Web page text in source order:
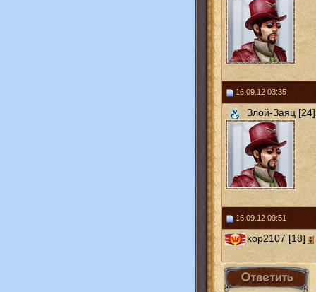
16.09.12 03:35
Злой-Заяц [24]
16.09.12 09:51
kop2107 [18]